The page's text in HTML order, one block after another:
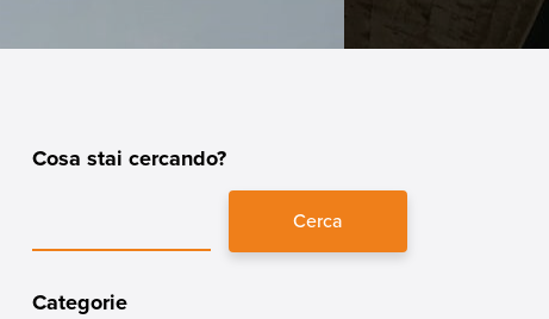
Cosa stai cercando?
Cerca
Categorie